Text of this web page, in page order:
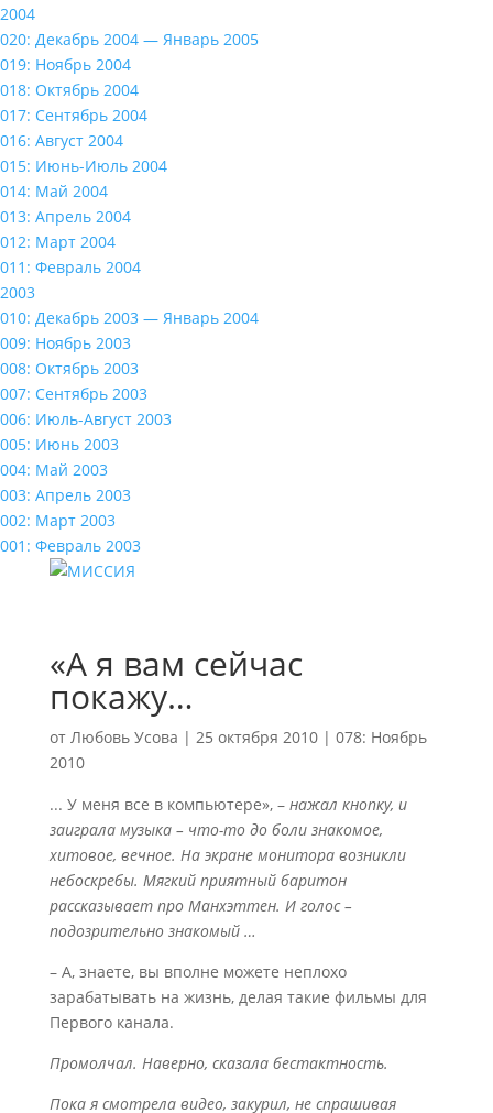
2004
020: Декабрь 2004 — Январь 2005
019: Ноябрь 2004
018: Октябрь 2004
017: Сентябрь 2004
016: Август 2004
015: Июнь-Июль 2004
014: Май 2004
013: Апрель 2004
012: Март 2004
011: Февраль 2004
2003
010: Декабрь 2003 — Январь 2004
009: Ноябрь 2003
008: Октябрь 2003
007: Сентябрь 2003
006: Июль-Август 2003
005: Июнь 2003
004: Май 2003
003: Апрель 2003
002: Март 2003
001: Февраль 2003
«А я вам сейчас
покажу…
от Любовь Усова | 25 октября 2010| 078: Ноябрь
2010
... У меня все в компьютере», – нажал кнопку, и
заиграла музыка – что-то до боли знакомое,
хитовое, вечное. На экране монитора возникли
небоскребы. Мягкий приятный баритон
рассказывает про Манхэттен. И голос –
подозрительно знакомый …
– А, знаете, вы вполне можете неплохо
зарабатывать на жизнь, делая такие фильмы для
Первого канала.
Промолчал. Наверно, сказала бестактность.
Пока я смотрела видео, закурил, не спрашивая